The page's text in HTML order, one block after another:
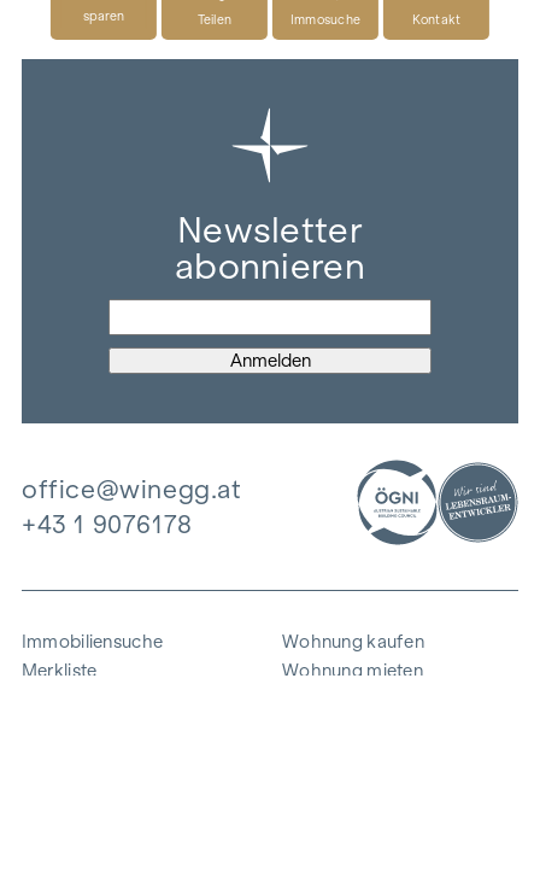
sparen
Teilen Immosuche Kontakt
Newsletter
abonnieren
office@winegg.at
+43 1 9076178
Immobiliensuche
Merkliste
Wohnung kaufen
Wohnung mieten